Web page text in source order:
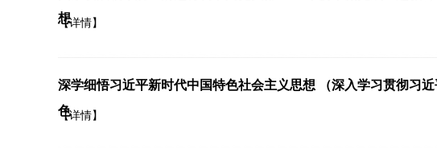
想
【详情】
深学细悟习近平新时代中国特色社会主义思想 （深入学习贯彻习
色
【详情】